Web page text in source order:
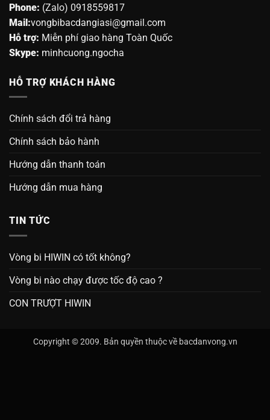
Phone: (Zalo) 0918559817
Mail:vongbibacdangiasi@gmail.com
Hỗ trợ: Miễn phí giao hàng Toàn Quốc
Skype: minhcuong.ngocha
HỖ TRỢ KHÁCH HÀNG
Chính sách đổi trả hàng
Chính sách bảo hành
Hướng dẫn thanh toán
Hướng dẫn mua hàng
TIN TỨC
Vòng bi HIWIN có tốt không?
Vòng bi nào chạy được tốc độ cao ?
CON TRƯỢT HIWIN
Copyright © 2009. Bản quyền thuộc về bacdanvong.vn